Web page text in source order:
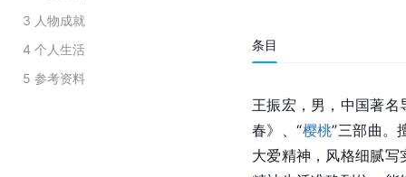
3 人物成就
4 个人生活
5 参考资料
条目
王振宏，男，中国著
春》、“樱桃”三部曲。
大爱精神，风格细腻